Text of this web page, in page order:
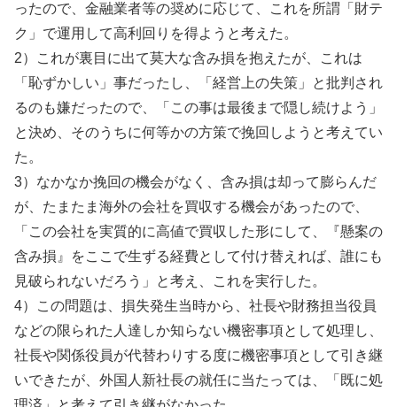
ったので、金融業者等の奨めに応じて、これを所謂「財テ
ク」で運用して高利回りを得ようと考えた。
2）これが裏目に出て莫大な含み損を抱えたが、これは
「恥ずかしい」事だったし、「経営上の失策」と批判され
るのも嫌だったので、「この事は最後まで隠し続けよう」
と決め、そのうちに何等かの方策で挽回しようと考えてい
た。
3）なかなか挽回の機会がなく、含み損は却って膨らんだ
が、たまたま海外の会社を買収する機会があったので、
「この会社を実質的に高値で買収した形にして、『懸案の
含み損』をここで生ずる経費として付け替えれば、誰にも
見破られないだろう」と考え、これを実行した。
4）この問題は、損失発生当時から、社長や財務担当役員
などの限られた人達しか知らない機密事項として処理し、
社長や関係役員が代替わりする度に機密事項として引き継
いできたが、外国人新社長の就任に当たっては、「既に処